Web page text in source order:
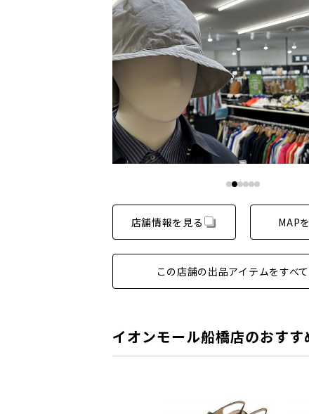
店舗情報を見る MAP
この店舗の出品アイテムをすべ
イオンモール船橋店のおすす